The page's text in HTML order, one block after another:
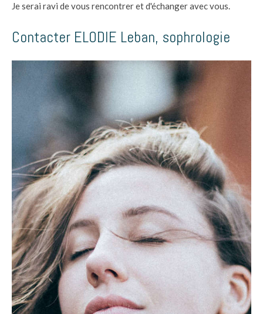
Je serai ravi de vous rencontrer et d'échanger avec vous.
Contacter ELODIE Leban, sophrologie